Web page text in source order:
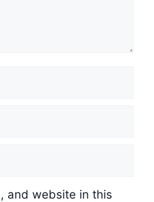
and website in this